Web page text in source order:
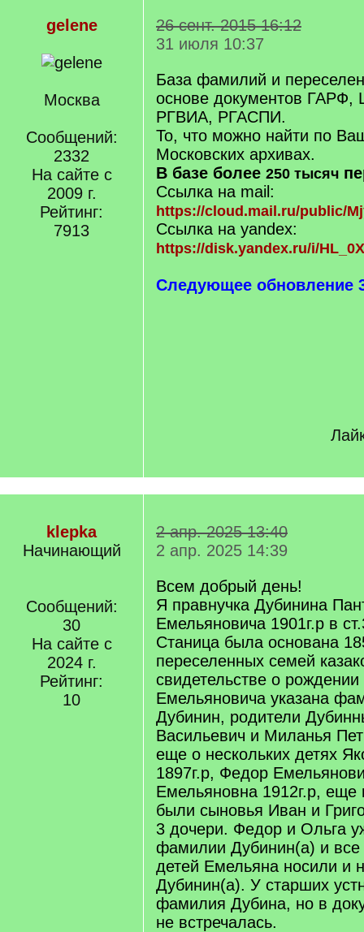
gelene
Москва
Сообщений:
2332
На сайте с
2009 г.
Рейтинг:
7913
26 сент. 2015 16:12
31 июля 10:37
База фамилий и
основе документов
РГВИА, РГАСПИ.
То, что можно найти по
Московских архивах.
В базе более 250 тысяч
Ссылка на mail:
https://cloud.mail.ru/public/
Ссылка на yandex:
https://disk.yandex.ru/i/
Следующее обновление
klepka
Начинающий
Сообщений:
30
На сайте с
2024 г.
Рейтинг:
10
2 апр. 2025 13:40
2 апр. 2025 14:39
Всем добрый день!
Я правнучка Дубинина
Емельяновича 1901г.р в
Станица была основана
переселенных семей
свидетельстве о
Емельяновича указана
Дубинин, родители
Васильевич и Миланья
еще о нескольких детях
1897г.р, Федор
Емельяновна 1912г.р, еще
были сыновья Иван и
3 дочери. Федор и Ольга
фамилии Дубинин(а) и все
детей Емельяна носили и
Дубинин(а). У старших
фамилия Дубина, но в
не встречалась.